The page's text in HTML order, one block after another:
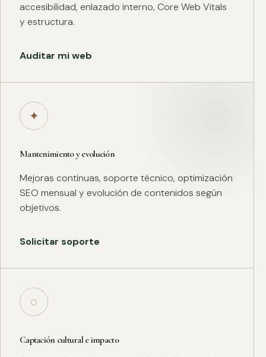
accesibilidad, enlazado interno, Core Web Vitals
y estructura.
Auditar mi web
✦
Mantenimiento y evolución
Mejoras continuas, soporte técnico, optimización
SEO mensual y evolución de contenidos según
objetivos.
Solicitar soporte
◌
Captación cultural e impacto